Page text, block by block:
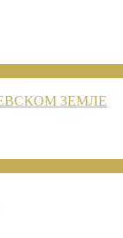
ЗЕМЛЕ